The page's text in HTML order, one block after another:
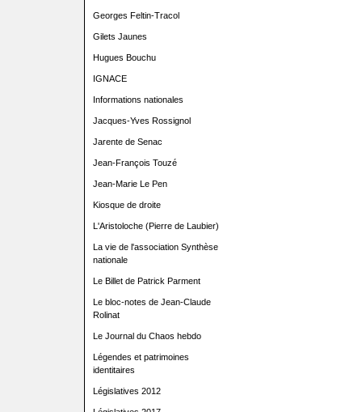
Georges Feltin-Tracol
Gilets Jaunes
Hugues Bouchu
IGNACE
Informations nationales
Jacques-Yves Rossignol
Jarente de Senac
Jean-François Touzé
Jean-Marie Le Pen
Kiosque de droite
L'Aristoloche (Pierre de Laubier)
La vie de l'association Synthèse
nationale
Le Billet de Patrick Parment
Le bloc-notes de Jean-Claude
Rolinat
Le Journal du Chaos hebdo
Légendes et patrimoines
identitaires
Législatives 2012